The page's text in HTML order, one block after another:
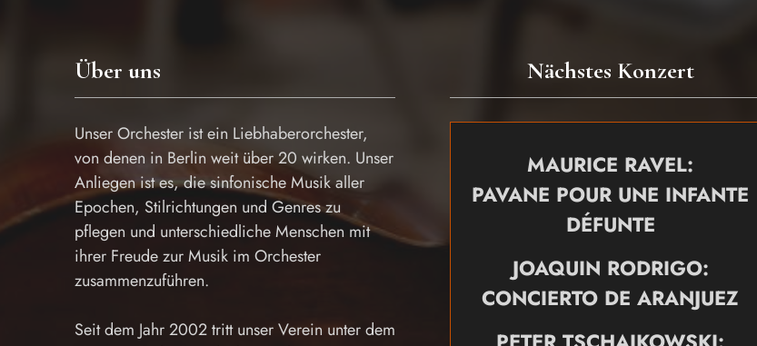
Über uns
Unser Orchester ist ein Liebhaberorchester,
von denen in Berlin weit über 20 wirken. Unser
Anliegen ist es, die sinfonische Musik aller
Epochen, Stilrichtungen und Genres zu
pflegen und unterschiedliche Menschen mit
ihrer Freude zur Musik im Orchester
zusammenzuführen.
Seit dem Jahr 2002 tritt unser Verein unter dem
Nächstes Konzert
MAURICE RAVEL:
PAVANE POUR UNE INFANTE
DÉFUNTE
JOAQUIN RODRIGO:
CONCIERTO DE ARANJUEZ